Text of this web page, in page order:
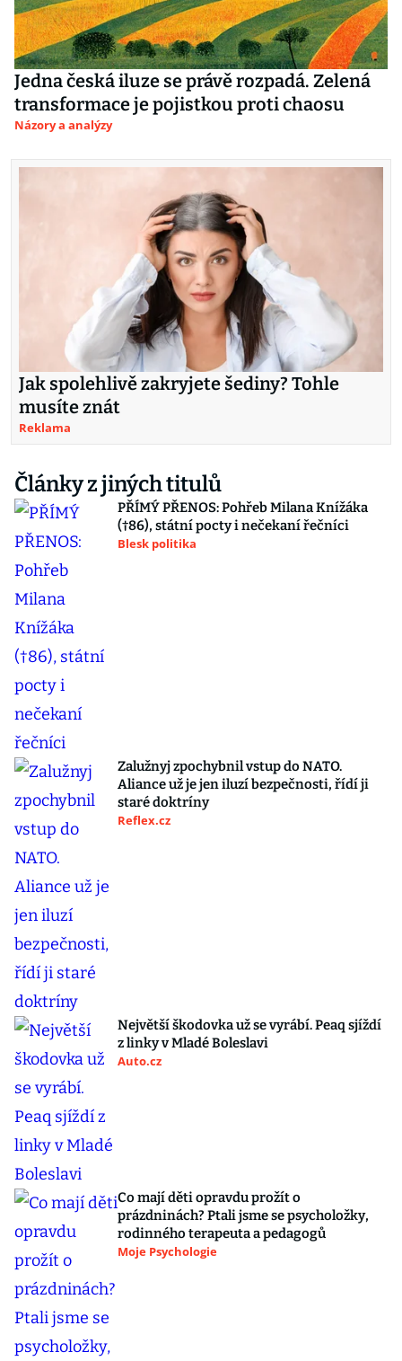
Jedna česká iluze se právě rozpadá. Zelená
transformace je pojistkou proti chaosu
Názory a analýzy
Jak spolehlivě zakryjete šediny? Tohle
musíte znát
Reklama
Články z jiných titulů
PŘÍMÝ PŘENOS: Pohřeb Milana Knížáka
(†86), státní pocty i nečekaní řečníci
Blesk politika
Zalužnyj zpochybnil vstup do NATO.
Aliance už je jen iluzí bezpečnosti, řídí ji
staré doktríny
Reflex.cz
Největší škodovka už se vyrábí. Peaq sjíždí
z linky v Mladé Boleslavi
Auto.cz
Co mají děti opravdu prožít o
prázdninách? Ptali jsme se psycholožky,
rodinného terapeuta a pedagogů
Moje Psychologie